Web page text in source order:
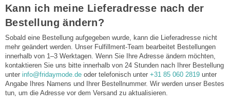
Kann ich meine Lieferadresse nach der
Bestellung ändern?
Sobald eine Bestellung aufgegeben wurde, kann die Lieferadresse nicht
mehr geändert werden. Unser Fulfillment-Team bearbeitet Bestellungen
innerhalb von 1–3 Werktagen. Wenn Sie Ihre Adresse ändern möchten,
kontaktieren Sie uns bitte innerhalb von 24 Stunden nach Ihrer Bestellung
unter info@fridaymode.de oder telefonisch unter +31 85 060 2819 unter
Angabe Ihres Namens und Ihrer Bestellnummer. Wir werden unser Bestes
tun, um die Adresse vor dem Versand zu aktualisieren.